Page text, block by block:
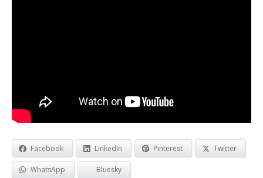
Facebook LinkedIn Pinterest Twitter
WhatsApp Bluesky